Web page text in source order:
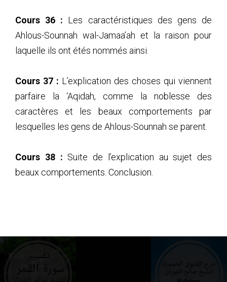
Cours 36 : Les caractéristiques des gens de
Ahlous-Sounnah wal-Jamaa’ah et la raison pour
laquelle ils ont étés nommés ainsi.
Cours 37 : L’explication des choses qui viennent
parfaire la ‘Aqidah, comme la noblesse des
caractères et les beaux comportements par
lesquelles les gens de Ahlous-Sounnah se parent.
Cours 38 : Suite de l’explication au sujet des
beaux comportements. Conclusion.